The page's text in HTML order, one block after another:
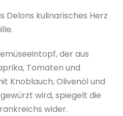
Delons kulinarisches Herz
der aus
Tomaten und
Knoblauch, Olivenöl und
wird, spiegelt die
wider.